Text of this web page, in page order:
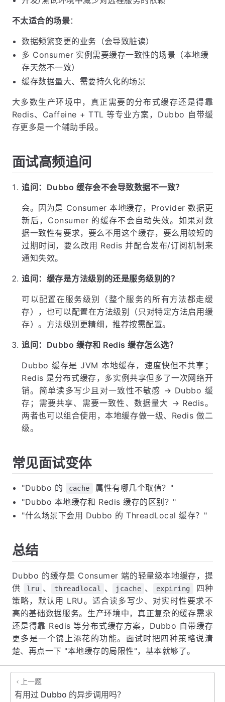
不太适合的场景：
数据频繁变更的业务（会导致脏读）
多 Consumer 实例需要缓存一致性的场景（本地缓
存天然不一致）
缓存数据量大、需要持久化的场景
大多数生产环境中，真正需要的分布式缓存还是得靠
Redis、Caffeine + TTL 等专业方案，Dubbo 自带缓
存更多是一个辅助手段。
面试高频追问
追问：Dubbo 缓存会不会导致数据不一致？
会。因为是 Consumer 本地缓存，Provider 数据更
新后，Consumer 的缓存不会自动失效。如果对数
据一致性有要求，要么不用这个缓存，要么用较短的
过期时间，要么改用 Redis 并配合发布/订阅机制来
通知失效。
追问：缓存是方法级别的还是服务级别的？
可以配置在服务级别（整个服务的所有方法都走缓
存），也可以配置在方法级别（只对特定方法启用缓
存）。方法级别更精细，推荐按需配置。
追问：Dubbo 缓存和 Redis 缓存怎么选？
Dubbo 缓存是 JVM 本地缓存，速度快但不共享；
Redis 是分布式缓存，多实例共享但多了一次网络开
销。简单读多写少且对一致性不敏感 → Dubbo 缓
存；需要共享、需要一致性、数据量大 → Redis。
两者也可以组合使用，本地缓存做一级、Redis 做二
级。
常见面试变体
"Dubbo 的 cache
属性有哪几个取值？"
"Dubbo 本地缓存和 Redis 缓存的区别？"
"什么场景下会用 Dubbo 的 ThreadLocal 缓存？"
总结
Dubbo 的缓存是 Consumer 端的轻量级本地缓存，提
供
lru 、 threadlocal 、 jcache 、 expiring
四种
策略，默认用 LRU。适合读多写少、对实时性要求不
高的基础数据服务。生产环境中，真正复杂的缓存需求
还是得靠 Redis 等分布式缓存方案，Dubbo 自带缓存
更多是一个锦上添花的功能。面试时把四种策略说清
楚、再点一下 "本地缓存的局限性"，基本就够了。
上一题
有用过 Dubbo 的异步调用吗？